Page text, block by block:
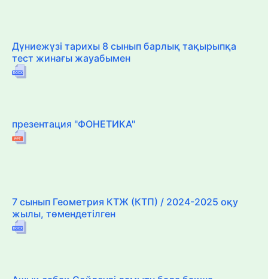
Дүниежүзі тарихы 8 сынып барлық тақырыпқа
тест жинағы жауабымен
презентация "ФОНЕТИКА"
7 сынып Геометрия КТЖ (КТП) / 2024-2025 оқу
жылы, төмендетілген